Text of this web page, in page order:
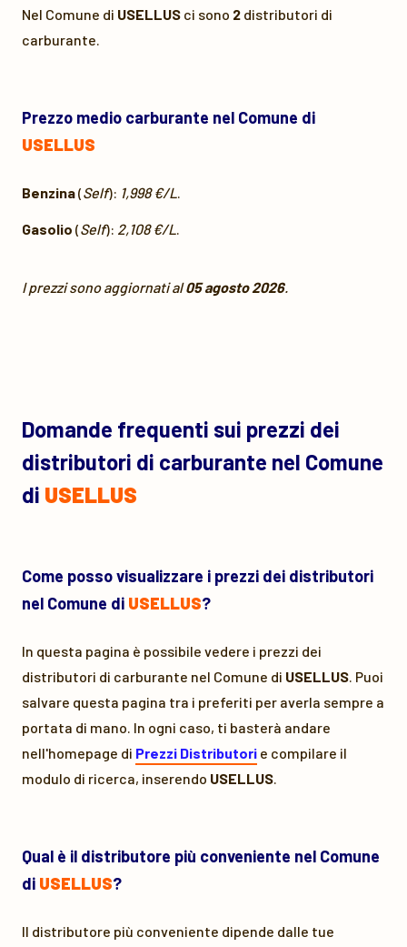
Nel Comune di USELLUS ci sono 2 distributori di
carburante.
Prezzo medio carburante nel Comune di
USELLUS
Benzina(Self): 1,998 €/L.
Gasolio (Self): 2,108 €/L.
I prezzi sono aggiornati al05 agosto 2026.
Domande frequenti sui prezzi dei
distributori di carburante nel Comune
di USELLUS
Come posso visualizzare i prezzi dei distributori
nel Comune di USELLUS?
In questa pagina è possibile vedere i prezzi dei
distributori di carburante nel Comune di USELLUS. Puoi
salvare questa pagina tra i preferiti per averla sempre a
portata di mano. In ogni caso, ti basterà andare
nell'homepage di Prezzi Distributori e compilare il
modulo di ricerca, inserendo USELLUS.
Qual è il distributore più conveniente nel Comune
di USELLUS?
Il distributore più conveniente dipende dalle tue